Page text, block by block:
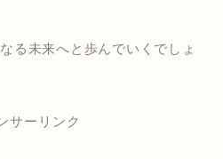
る未来へと歩んでいくでしょ
サーリンク